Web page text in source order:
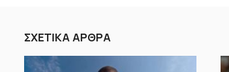
ΣΧΕΤΙΚΑ ΑΡΘΡΑ